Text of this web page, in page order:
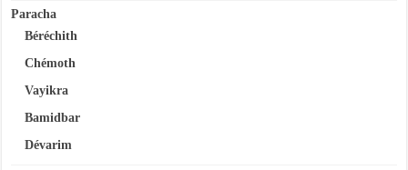
Paracha
Béréchith
Chémoth
Vayikra
Bamidbar
Dévarim